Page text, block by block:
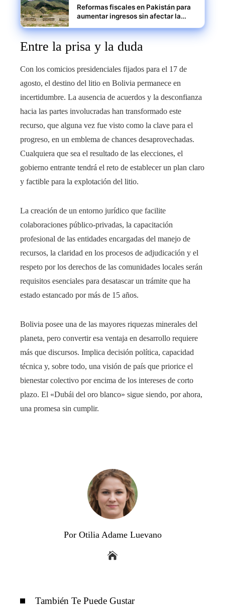
Reformas fiscales en Pakistán para
aumentar ingresos sin afectar la
Entre la prisa y la duda
Con los comicios presidenciales fijados para el 17 de
agosto, el destino del litio en Bolivia permanece en
incertidumbre. La ausencia de acuerdos y la desconfianza
hacia las partes involucradas han transformado este
recurso, que alguna vez fue visto como la clave para el
progreso, en un emblema de chances desaprovechadas.
Cualquiera que sea el resultado de las elecciones, el
gobierno entrante tendrá el reto de establecer un plan claro
y factible para la explotación del litio.
La creación de un entorno jurídico que facilite
colaboraciones público-privadas, la capacitación
profesional de las entidades encargadas del manejo de
recursos, la claridad en los procesos de adjudicación y el
respeto por los derechos de las comunidades locales serán
requisitos esenciales para desatascar un trámite que ha
estado estancado por más de 15 años.
Bolivia posee una de las mayores riquezas minerales del
planeta, pero convertir esa ventaja en desarrollo requiere
más que discursos. Implica decisión política, capacidad
técnica y, sobre todo, una visión de país que priorice el
bienestar colectivo por encima de los intereses de corto
plazo. El «Dubái del oro blanco» sigue siendo, por ahora,
una promesa sin cumplir.
Por Otilia Adame Luevano
También Te Puede Gustar